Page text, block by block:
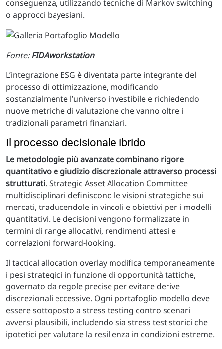
conseguenza, utilizzando tecniche di Markov switching
o approcci bayesiani.
Fonte:FIDAworkstation
L’integrazione ESG è diventata parte integrante del
processo di ottimizzazione, modificando
sostanzialmente l’universo investibile e richiedendo
nuove metriche di valutazione che vanno oltre i
tradizionali parametri finanziari.
Il processo decisionale ibrido
Le metodologie più avanzate combinano rigore
quantitativo e giudizio discrezionale attraverso processi
strutturati. Strategic Asset Allocation Committee
multidisciplinari definiscono le visioni strategiche sui
mercati, traducendole in vincoli e obiettivi per i modelli
quantitativi. Le decisioni vengono formalizzate in
termini di range allocativi, rendimenti attesi e
correlazioni forward-looking.
Il tactical allocation overlay modifica temporaneamente
i pesi strategici in funzione di opportunità tattiche,
governato da regole precise per evitare derive
discrezionali eccessive. Ogni portafoglio modello deve
essere sottoposto a stress testing contro scenari
avversi plausibili, includendo sia stress test storici che
ipotetici per valutare la resilienza in condizioni estreme.